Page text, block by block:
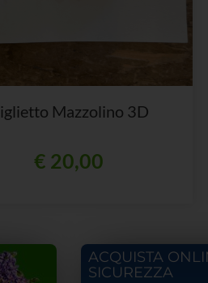
Mazzolino 3D
€ 20,00
ACQUISTA
SICUREZZA